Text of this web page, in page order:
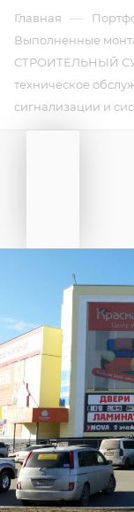
Главная —
Выполненные
СТРОИТЕЛЬНЫЙ
техническое
сигнализации и